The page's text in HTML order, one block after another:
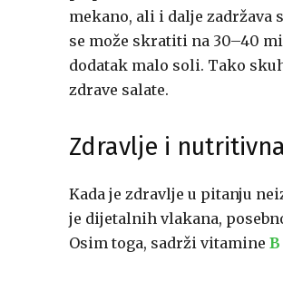
mekano, ali i dalje
se može skratiti na 30–40
dodatak malo soli. Tako
zdrave salate.
Zdravlje i
Kada je zdravlje u pitanju
je dijetalnih vlakana,
Osim toga, sadrži vitamine